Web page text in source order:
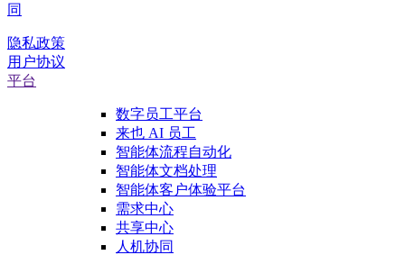
隐私政策
用户协议
平台
数字员工平台
来也 AI 员工
智能体流程自动化
智能体文档处理
智能体客户体验平台
需求中心
共享中心
人机协同